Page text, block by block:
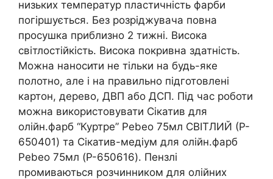
низьких температур пластичність фарби
погіршується. Без розріджувача повна
просушка приблизно 2 тижні. Висока
світлостійкість. Висока покривна здатність.
Можна наносити не тільки на будь-яке
полотно, але і на правильно підготовлені
картон, дерево, ДВП або ДСП. Під час роботи
можна використовувати Сікатив для
олійн.фарб “Куртре” Pebeo 75мл СВІТЛИЙ (P-
650401) та Сікатив-медіум для олійн.фарб
Pebeo 75мл (P-650616). Пензлі
промиваються розчинником для олійних